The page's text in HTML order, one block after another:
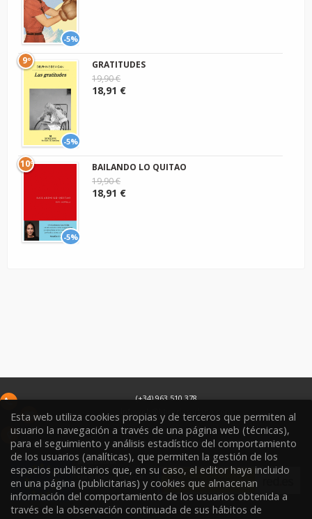
-5%
-5%
9º
GRATITUDES
19,90 €
18,91 €
-5%
10º
BAILANDO LO QUITAO
19,90 €
18,91 €
(+34) 963 510 378
infoweb@libreriasoriano.com
C/ Xàtiva 15
46002 Valencia España
Esta web utiliza cookies propias y de terceros que permiten al
usuario la navegación a través de una página web (técnicas),
para el seguimiento y análisis estadístico del comportamiento
de los usuarios (analíticas), que permiten la gestión de los
espacios publicitarios que, en su caso, el editor haya incluido
en una página (publicitarias) y cookies que almacenan
información del comportamiento de los usuarios obtenida a
través de la observación continuada de sus hábitos de